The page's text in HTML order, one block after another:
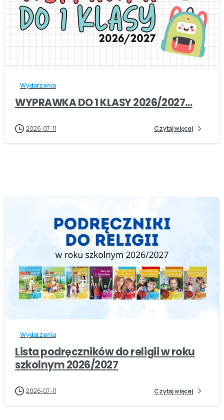
-
Wydarzenia
WYPRAWKA DO 1 KLASY 2026/2027…
2026-07-11 Czytaj więcej
-
Wydarzenia
Lista podręczników do religii w roku
szkolnym 2026/2027
2026-07-11 Czytaj więcej